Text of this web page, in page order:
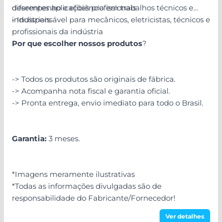
Ver detalhes
diferentes aplicações profissionais
- Indispensável para mecânicos, eletricistas, técnicos e
profissionais da indústria
desempenho e eficiência em trabalhos técnicos e
industriais.
Por que escolher nossos produtos?
-> Todos os produtos são originais de fábrica.
-> Acompanha nota fiscal e garantia oficial.
-> Pronta entrega, envio imediato para todo o Brasil.
Garantia: 3 meses.
*Imagens meramente ilustrativas
*Todas as informações divulgadas são de
responsabilidade do Fabricante/Fornecedor!